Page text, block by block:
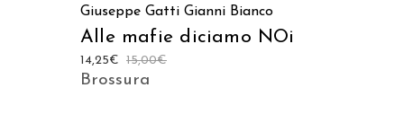
Giuseppe Gatti Gianni Bianco
Alle mafie diciamo NOi
15,00€
14,25€
Brossura